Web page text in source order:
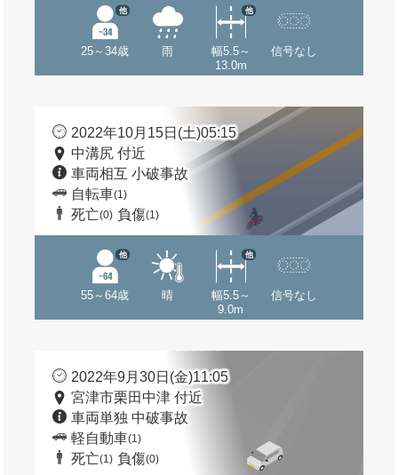
25～34歳
他
雨
幅5.5～
13.0m
他
信号なし
2022年10月15日(土)05:15
中溝尻 付近
車両相互 小破事故
自転車(1)
死亡(0) 負傷(1)
55～64歳
他
晴
幅5.5～
9.0m
他
信号なし
2022年9月30日(金)11:05
宮津市栗田中津 付近
車両単独 中破事故
軽自動車(1)
死亡(1) 負傷(0)